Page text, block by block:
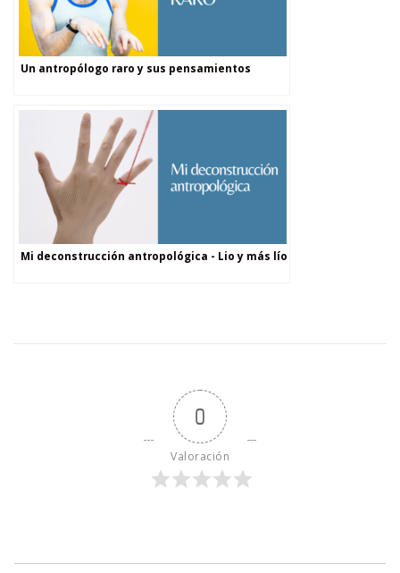
Un antropólogo raro y sus pensamientos
Mi deconstrucción antropológica - Lio y más lío
0
Valoración